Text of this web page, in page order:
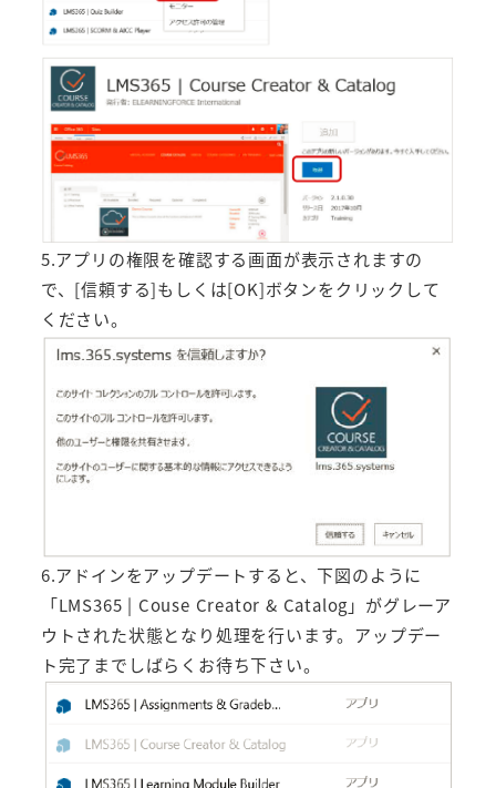
5.アプリの権限を確認する画面が表示されますの
で、[信頼する]もしくは[OK]ボタンをクリックして
ください。
6.アドインをアップデートすると、下図のように
「LMS365 | Couse Creator & Catalog」がグレーア
ウトされた状態となり処理を行います。アップデー
ト完了までしばらくお待ち下さい。